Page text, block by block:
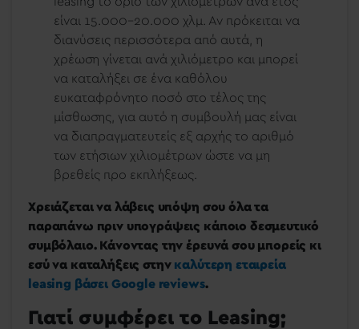
είναι 15.000-20.000 χλμ. Αν πρόκειται να
διανύσεις περισσότερα από αυτά, η
χρέωση γίνεται ανά χιλιόμετρο και μπορεί
να καταλήξει σε ένα καθόλου
ευκαταφρόνητο ποσό στο τέλος της
μίσθωσης, για αυτό η συμβουλή μας είναι
να διαπραγματευτείς εξ αρχής το αριθμό
των ετήσιων χιλιομέτρων ώστε να μη
βρεθείς προ εκπλήξεως.
Χρειάζεται να λάβεις υπόψη σου όλα τα
παραπάνω πριν υπογράψεις κάποιο δεσμευτικό
συμβόλαιο. Κάνοντας την έρευνά σου μπορείς κι
εσύ να καταλήξεις στην καλύτερη εταιρεία
leasing βάσει Google reviews.
Γιατί συμφέρει το Leasing;